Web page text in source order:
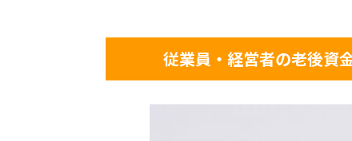
従業員・経営者の老後資